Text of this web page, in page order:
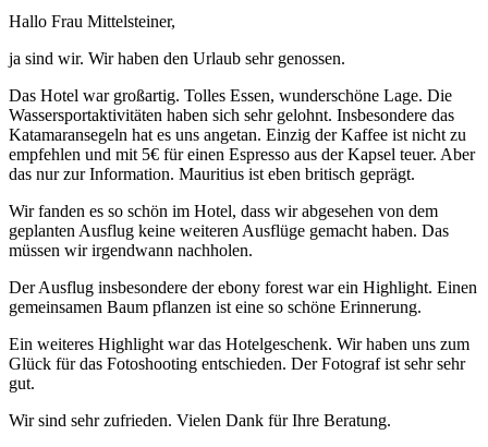
Hallo Frau Mittelsteiner,
ja sind wir. Wir haben den Urlaub sehr genossen.
Das Hotel war großartig. Tolles Essen, wunderschöne Lage. Die
Wassersportaktivitäten haben sich sehr gelohnt. Insbesondere das
Katamaransegeln hat es uns angetan. Einzig der Kaffee ist nicht zu
empfehlen und mit 5€ für einen Espresso aus der Kapsel teuer. Aber
das nur zur Information. Mauritius ist eben britisch geprägt.
Wir fanden es so schön im Hotel, dass wir abgesehen von dem
geplanten Ausflug keine weiteren Ausflüge gemacht haben. Das
müssen wir irgendwann nachholen.
Der Ausflug insbesondere der ebony forest war ein Highlight. Einen
gemeinsamen Baum pflanzen ist eine so schöne Erinnerung.
Ein weiteres Highlight war das Hotelgeschenk. Wir haben uns zum
Glück für das Fotoshooting entschieden. Der Fotograf ist sehr sehr
gut.
Wir sind sehr zufrieden. Vielen Dank für Ihre Beratung.